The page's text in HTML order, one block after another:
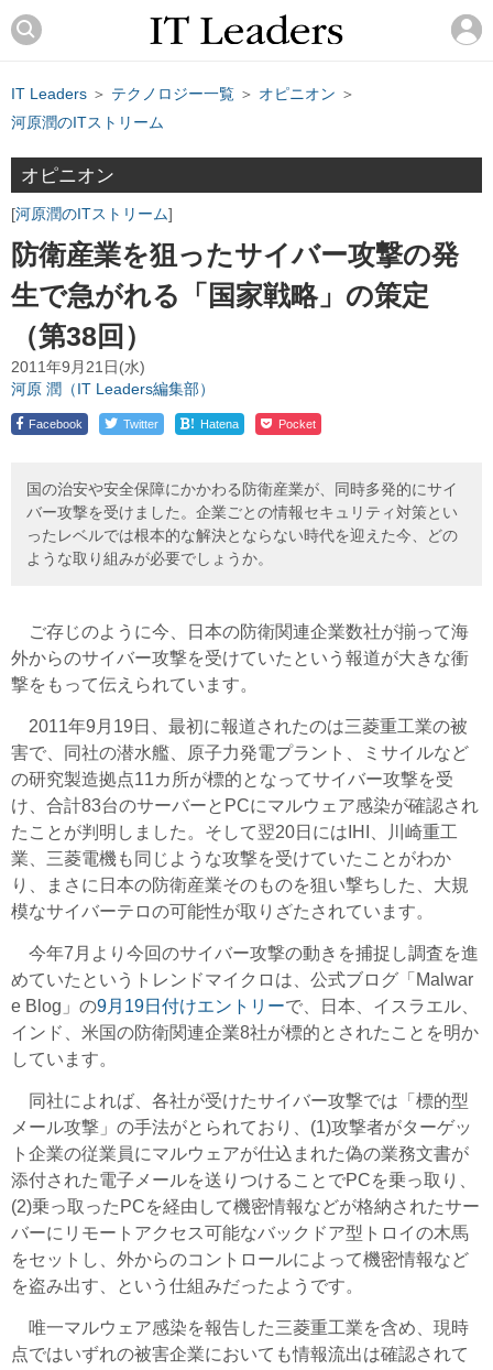
IT Leaders ＞ テクノロジー一覧 ＞ オピニオン ＞
河原潤のITストリーム
オピニオン
河原潤のITストリーム
防衛産業を狙ったサイバー攻撃の発
生で急がれる「国家戦略」の策定
（第38回）
2011年9月21日(水)
河原 潤（IT Leaders編集部）
Facebook Twitter ! Hatena Pocket
国の治安や安全保障にかかわる防衛産業が、同時多発的にサイ
バー攻撃を受けました。企業ごとの情報セキュリティ対策とい
ったレベルでは根本的な解決とならない時代を迎えた今、どの
ような取り組みが必要でしょうか。
ご存じのように今、日本の防衛関連企業数社が揃って海
外からのサイバー攻撃を受けていたという報道が大きな衝
撃をもって伝えられています。
2011年9月19日、最初に報道されたのは三菱重工業の被
害で、同社の潜水艦、原子力発電プラント、ミサイルなど
の研究製造拠点11カ所が標的となってサイバー攻撃を受
け、合計83台のサーバーとPCにマルウェア感染が確認され
たことが判明しました。そして翌20日にはIHI、川崎重工
業、三菱電機も同じような攻撃を受けていたことがわか
り、まさに日本の防衛産業そのものを狙い撃ちした、大規
模なサイバーテロの可能性が取りざたされています。
今年7月より今回のサイバー攻撃の動きを捕捉し調査を進
めていたというトレンドマイクロは、公式ブログ「Malwar
e Blog」の9月19日付けエントリーで、日本、イスラエル、
インド、米国の防衛関連企業8社が標的とされたことを明か
しています。
同社によれば、各社が受けたサイバー攻撃では「標的型
メール攻撃」の手法がとられており、(1)攻撃者がターゲッ
ト企業の従業員にマルウェアが仕込まれた偽の業務文書が
添付された電子メールを送りつけることでPCを乗っ取り、
(2)乗っ取ったPCを経由して機密情報などが格納されたサー
バーにリモートアクセス可能なバックドア型トロイの木馬
をセットし、外からのコントロールによって機密情報など
を盗み出す、という仕組みだったようです。
唯一マルウェア感染を報告した三菱重工業を含め、現時
点ではいずれの被害企業においても情報流出は確認されて